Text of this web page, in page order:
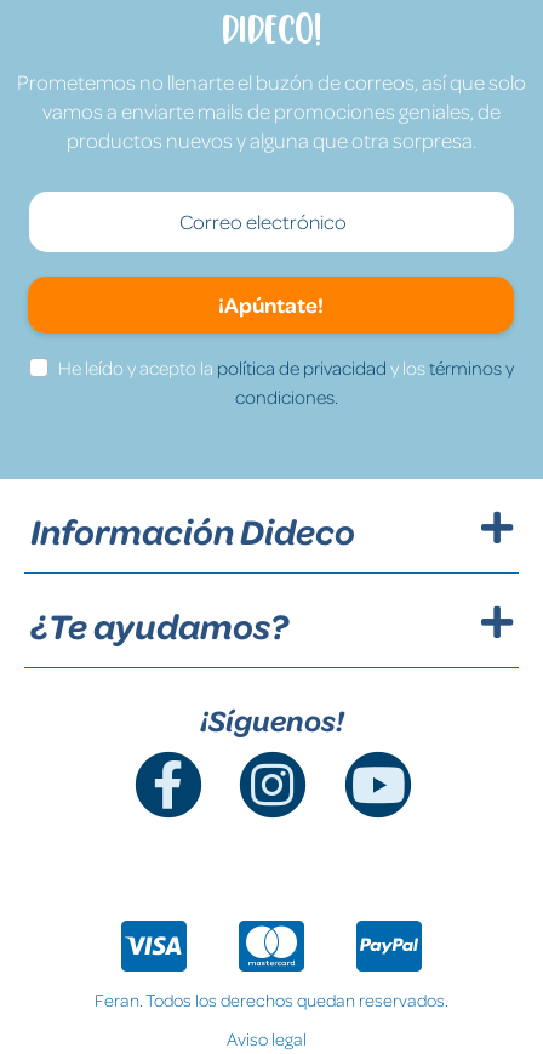
Dideco!
Prometemos no llenarte el buzón de correos, así que solo
vamos a enviarte mails de promociones geniales, de
productos nuevos y alguna que otra sorpresa.
¡Apúntate!
He leído y acepto la política de privacidad y lostérminos y
condiciones.
Información Dideco
¿Te ayudamos?
¡Síguenos!
Feran. Todos los derechos quedan reservados.
Aviso legal